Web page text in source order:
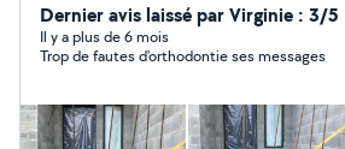
Dernier avis laissé par Virginie : 3/5
Il y a plus de 6 mois
Trop de fautes d'orthodontie ses messages